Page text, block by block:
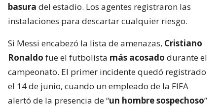
basura del estadio. Los agentes registraron las
instalaciones para descartar cualquier riesgo.
Si Messi encabezó la lista de amenazas, Cristiano
Ronaldo fue el futbolista más acosado durante el
campeonato. El primer incidente quedó registrado
el 14 de junio, cuando un empleado de la FIFA
alertó de la presencia de “un hombre sospechoso”